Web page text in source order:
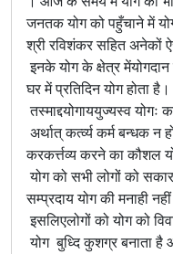
जनतक योग को पहुँचाने में
श्री रविशंकर सहित अनेकों
इनके योग के क्षेत्र
घर में प्रतिदिन योग होता
तस्माद्दयोगाययुज्यस्व योगः
अर्थात् कर्त्व्य कर्म बन्धक न
करकर्त्तव्य करने का कौशल
योग को सभी लोगों को
सम्प्रदाय योग की मनाही
इसलिएलोगों को योग को
योग बुध्दि कुशग्र बनाता